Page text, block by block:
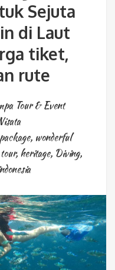
Sejuta
di Laut
tiket,
rute
Tour & Event
package, wonderful
, heritage, Diving,